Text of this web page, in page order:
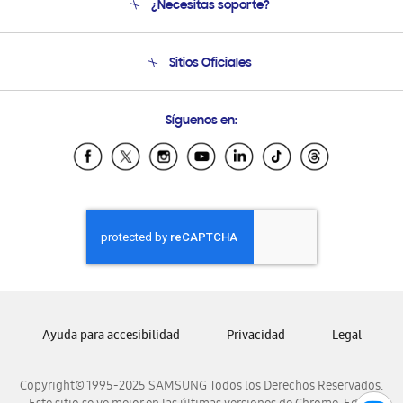
Soporte
¿Necesitas soporte?
Soporte vía eMail
Sitios Oficiales
Samsung Ecuador
Samsung El Salvador
Samsung Honduras
Samsung Nicaragua
Samsung Panamá
Samsung Venezuela
Síguenos en:
Copyright© 1995-2025 SAMSUNG Todos los Derechos Reservados.
Ayuda para accesibilidad Privacidad Legal